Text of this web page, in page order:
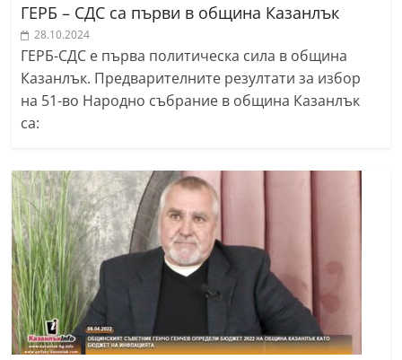
ГЕРБ – СДС са първи в община Казанлък
28.10.2024
ГЕРБ-СДС е първа политическа сила в община
Казанлък. Предварителните резултати за избор
на 51-во Народно събрание в община Казанлък
са: